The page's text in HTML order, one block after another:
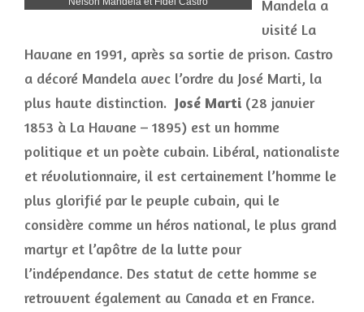
Mandela a
visité La
Havane en 1991, après sa sortie de prison. Castro
a décoré Mandela avec l’ordre du José Marti, la
plus haute distinction. José Marti (28 janvier
1853 à La Havane – 1895) est un homme
politique et un poète cubain. Libéral, nationaliste
et révolutionnaire, il est certainement l’homme le
plus glorifié par le peuple cubain, qui le
considère comme un héros national, le plus grand
martyr et l’apôtre de la lutte pour
l’indépendance. Des statut de cette homme se
retrouvent également au Canada et en France.